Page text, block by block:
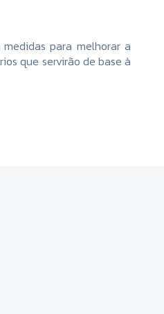
para melhorar a
que servirão de base à